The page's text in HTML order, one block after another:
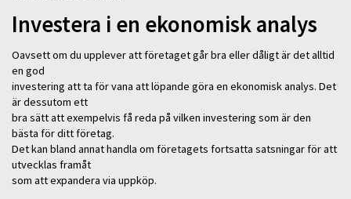
Investera i en ekonomisk analys
Oavsett om du upplever att företaget går bra eller dåligt är det alltid
en god
investering att ta för vana att löpande göra en ekonomisk analys. Det
är dessutom ett
bra sätt att exempelvis få reda på vilken investering som är den
bästa för ditt företag.
Det kan bland annat handla om företagets fortsatta satsningar för att
utvecklas framåt
som att expandera via uppköp.